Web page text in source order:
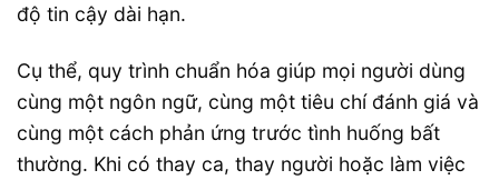
độ tin cậy dài hạn.
Cụ thể, quy trình chuẩn hóa giúp mọi người dùng
cùng một ngôn ngữ, cùng một tiêu chí đánh giá và
cùng một cách phản ứng trước tình huống bất
thường. Khi có thay ca, thay người hoặc làm việc